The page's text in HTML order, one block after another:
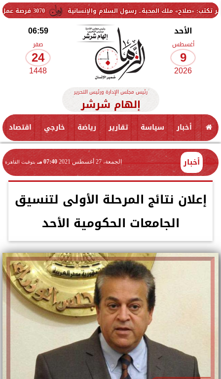
3070 فرصة عمل جديدة بالقطاع الخاص.. وظائف برواتب تصل إلى 9500 جنيه المحبة.. رسول السلام والإنسانية
الأحد
أغسطس
9
2026
06:59
صفر
24
1448
رئيس مجلس الإدارة ورئيس التحرير
إلهام شرشر
أخبار سياسة تقارير رياضة خارجي اقتصاد
أخبار الجمعة، 27 أغسطس 2021 07:40 مـ بتوقيت القاهرة
إعلان نتائج المرحلة الأولى لتنسيق
الجامعات الحكومية الأحد